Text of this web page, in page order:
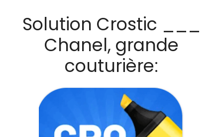
Solution Crostic ___
Chanel, grande
couturière: